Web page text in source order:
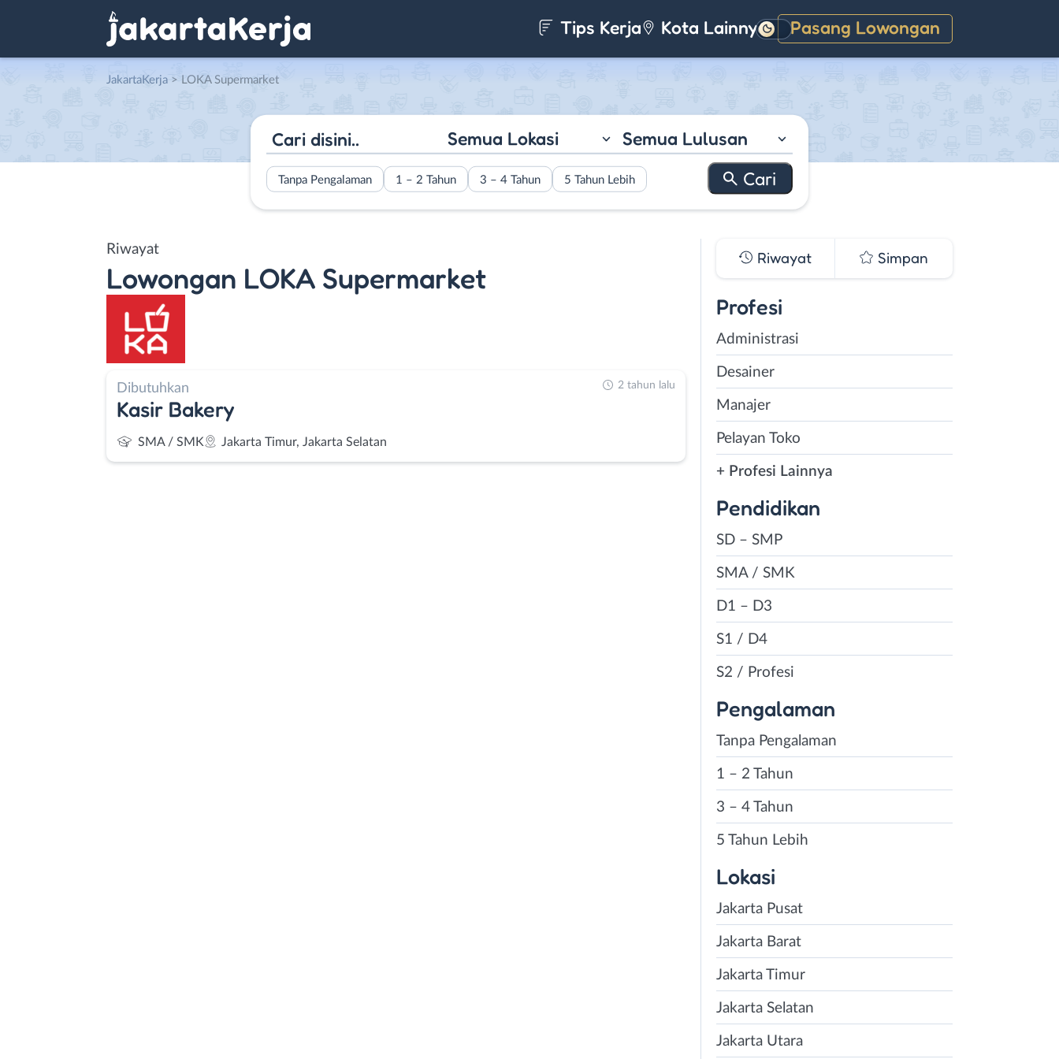
Tips Kerja Kota Lainnya Pasang Lowongan
Gelap
JakartaKerja > LOKA Supermarket
Semua Lokasi Semua Lulusan
Tanpa Pengalaman 1 – 2 Tahun 3 – 4 Tahun 5 Tahun Lebih
Riwayat
Lowongan LOKA Supermarket
Dibutuhkan
Kasir Bakery
SMA / SMK Jakarta Timur, Jakarta Selatan
2 tahun lalu
Riwayat Simpan
Profesi
Administrasi
Desainer
Manajer
Pelayan Toko
+ Profesi Lainnya
Pendidikan
SD – SMP
SMA / SMK
D1 – D3
S1 / D4
S2 / Profesi
Pengalaman
Tanpa Pengalaman
1 – 2 Tahun
3 – 4 Tahun
5 Tahun Lebih
Lokasi
Jakarta Pusat
Jakarta Barat
Jakarta Timur
Jakarta Selatan
Jakarta Utara